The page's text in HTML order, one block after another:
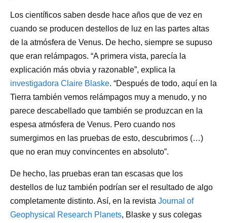
Los científicos saben desde hace años que de vez en
cuando se producen destellos de luz en las partes altas
de la atmósfera de Venus. De hecho, siempre se supuso
que eran relámpagos. “A primera vista, parecía la
explicación más obvia y razonable”, explica la
investigadora Claire Blaske. “Después de todo, aquí en la
Tierra también vemos relámpagos muy a menudo, y no
parece descabellado que también se produzcan en la
espesa atmósfera de Venus. Pero cuando nos
sumergimos en las pruebas de esto, descubrimos (…)
que no eran muy convincentes en absoluto”.
De hecho, las pruebas eran tan escasas que los
destellos de luz también podrían ser el resultado de algo
completamente distinto. Así, en la revista Journal of
Geophysical Research Planets, Blaske y sus colegas